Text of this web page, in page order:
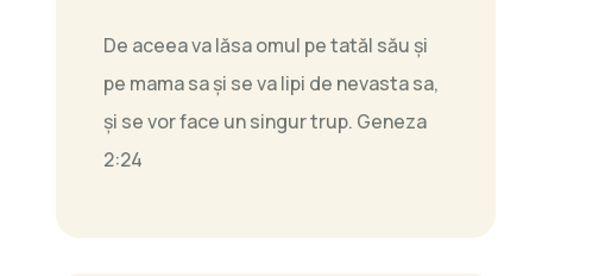
De aceea va lăsa omul pe tatăl său şi
pe mama sa şi se va lipi de nevasta sa,
şi se vor face un singur trup. Geneza
2:24